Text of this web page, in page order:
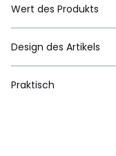
Wert des Produkts
Design des Artikels
Praktisch